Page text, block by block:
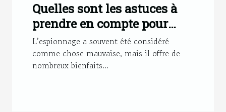
Quelles sont les astuces à
prendre en compte pour
bien choisir son micro
espion enregistreur audio ?
L’espionnage a souvent été considéré
comme chose mauvaise, mais il offre de
nombreux bienfaits...